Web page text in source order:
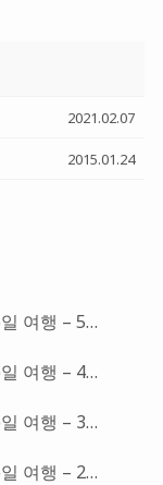
2021.02.07
2015.01.24
2026 캐나다 Banff & Lake Louise 5박 6일 여행 – 5편: Fairmont Chateau Lake Louise (아멕스 FHR)
2026 캐나다 Banff & Lake Louise 5박 6일 여행 – 4편: Banff의 아침 & Sunshine Village Gondola
2026 캐나다 Banff & Lake Louise 5박 6일 여행 – 3편: Banff & Bow Falls
2026 캐나다 Banff & Lake Louise 5박 6일 여행 – 2편: Canmore & Mistaya Canyon Trail Head